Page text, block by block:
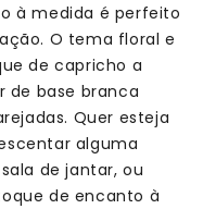
à medida é perfeito
O tema floral e
de capricho a
de base branca
Quer esteja
alguma
de jantar, ou
de encanto à